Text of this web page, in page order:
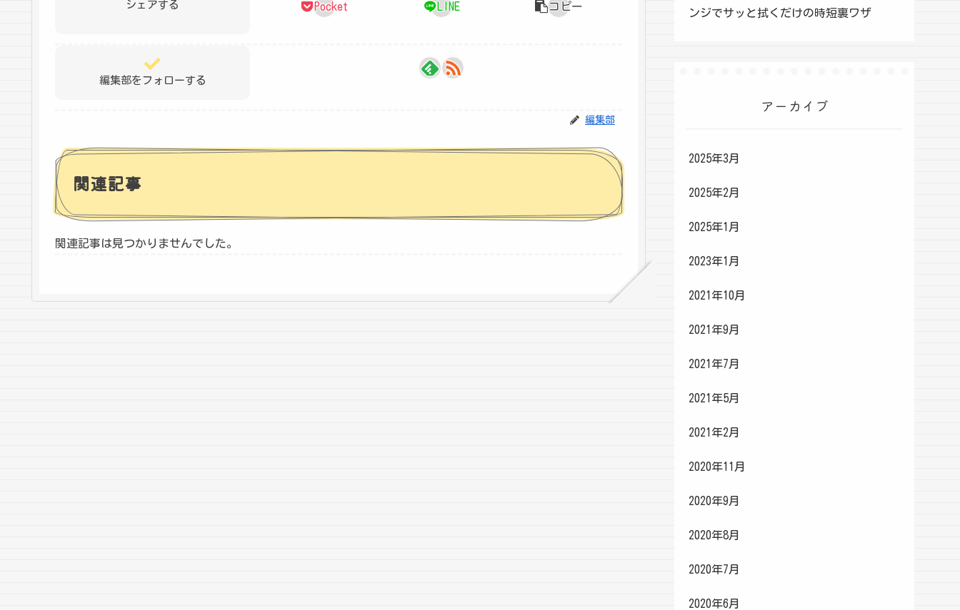
シェアする Pocket LINE コピー
編集部をフォローする
編集部
関連記事
関連記事は見つかりませんでした。
ンジでサッと拭くだけの時短裏ワザ
アーカイブ
2025年3月
2025年2月
2025年1月
2023年1月
2021年10月
2021年9月
2021年7月
2021年5月
2021年2月
2020年11月
2020年9月
2020年8月
2020年7月
2020年6月